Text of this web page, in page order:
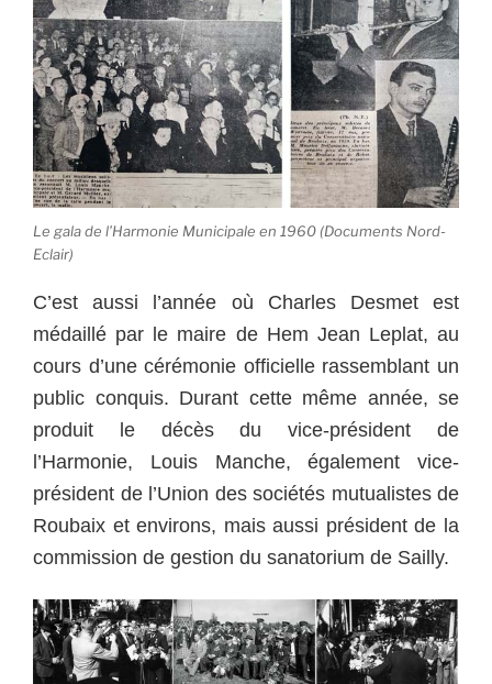
Le gala de l’Harmonie Municipale en 1960 (Documents Nord-
Eclair)
C’est aussi l’année où Charles Desmet est
médaillé par le maire de Hem Jean Leplat, au
cours d’une cérémonie officielle rassemblant un
public conquis. Durant cette même année, se
produit le décès du vice-président de
l’Harmonie, Louis Manche, également vice-
président de l’Union des sociétés mutualistes de
Roubaix et environs, mais aussi président de la
commission de gestion du sanatorium de Sailly.